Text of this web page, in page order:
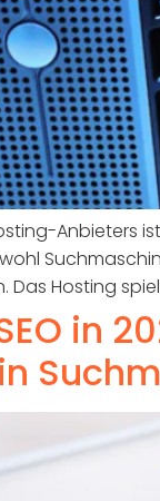
Anbieters
Hosting
in